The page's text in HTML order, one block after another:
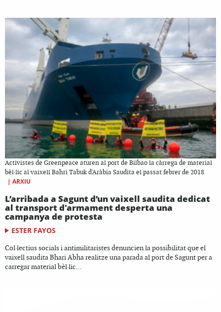
Activistes de Greenpeace aturen al port de Bilbao la càrrega de material
bèl·lic al vaixell Bahri Tabuk d'Aràbia Saudita el passat febrer de 2018
| ARXIU
L’arribada a Sagunt d’un vaixell saudita dedicat
al transport d'armament desperta una
campanya de protesta
ESTER FAYOS
Col·lectius socials i antimilitaristes denuncien la possibilitat que el
vaixell saudita Bhari Abha realitze una parada al port de Sagunt per a
carregar material bèl·lic...